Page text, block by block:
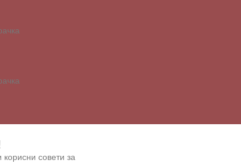
корисни совети за